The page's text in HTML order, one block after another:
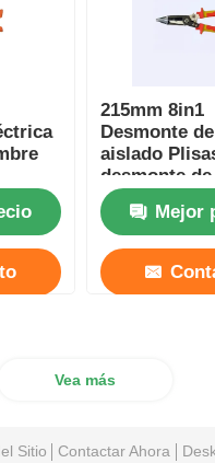
215mm 8in1
Desmonte
aislado
desmonte
eléctrico de
pesadoMejor
Vea más
Sitio Contactar Ahora